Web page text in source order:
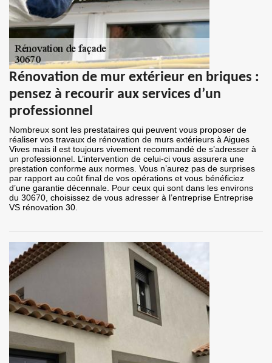
Rénovation de mur extérieur en briques :
pensez à recourir aux services d’un
professionnel
Nombreux sont les prestataires qui peuvent vous proposer de
réaliser vos travaux de rénovation de murs extérieurs à Aigues
Vives mais il est toujours vivement recommandé de s’adresser à
un professionnel. L’intervention de celui-ci vous assurera une
prestation conforme aux normes. Vous n’aurez pas de surprises
par rapport au coût final de vos opérations et vous bénéficiez
d’une garantie décennale. Pour ceux qui sont dans les environs
du 30670, choisissez de vous adresser à l’entreprise Entreprise
VS rénovation 30.